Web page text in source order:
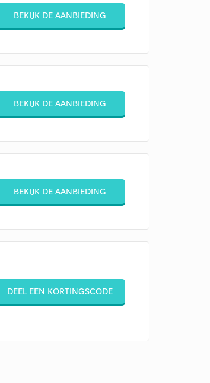
BEKIJK DE AANBIEDING
BEKIJK DE AANBIEDING
BEKIJK DE AANBIEDING
DEEL EEN KORTINGSCODE